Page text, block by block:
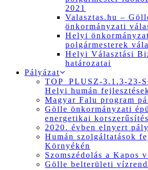
2021
Valasztas.hu –
önkormányzati
Helyi
polgármesterek
Helyi Választási
határozatai
Pályázat
TOP_PLUSZ-3.1.3-23-
Helyi humán
Magyar Falu program
Gölle önkormányzati
energetikai
2020. évben elnyert
Humán szolgáltatások
Környékén
Szomszédolás a Kapos
Gölle belterületi